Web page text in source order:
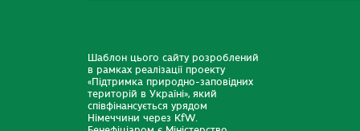
Шаблон цього сайту розроблений
в рамках реалізації проекту
«Підтримка природно-заповідних
територій в Україні», який
співфінансується урядом
Німеччини через KfW.